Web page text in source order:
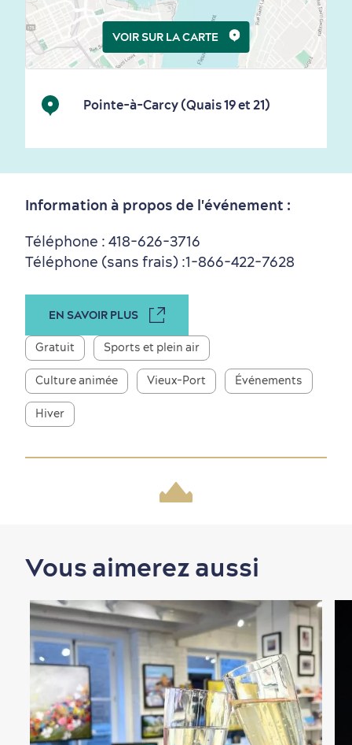
Première visite
Histoire vivante
Nature à proximité
Magasinage
au petit-déjeuner
Croisières internationales
Pointe-à-Carcy (Quais 19 et 21)
VOIR SUR LA CARTE
Information à propos de l'événement :
Téléphone : 418-626-3716
Téléphone (sans frais) :1-866-422-7628
EN SAVOIR PLUS
Gratuit Sports et plein air
Culture animée Vieux-Port Événements
Hiver
Vous aimerez aussi